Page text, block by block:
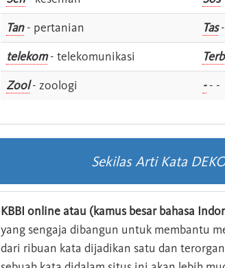
Tan- pertanian Tas-
telekom- telekomunikasi Terb
Zool- zoologi -- -
Sekilas Arti Kata
KBBI online atau (kamus besar bahasa
yang sengaja dibangun untuk membantu
dari ribuan kata dijadikan satu dan